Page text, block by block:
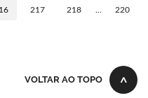
217 218 220
VOLTAR AO TOPO